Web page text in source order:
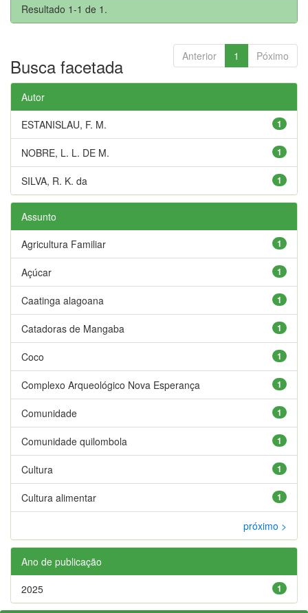
Resultado 1-1 de 1.
Anterior 1 Póximo
Busca facetada
Autor
1
ESTANISLAU, F. M.
1
NOBRE, L. L. DE M.
1
SILVA, R. K. da
Assunto
1
Agricultura Familiar
1
Açúcar
1
Caatinga alagoana
1
Catadoras de Mangaba
1
Coco
1
Complexo Arqueológico Nova Esperança
1
Comunidade
1
Comunidade quilombola
1
Cultura
1
Cultura alimentar
próximo >
Ano de publicação
1
2025